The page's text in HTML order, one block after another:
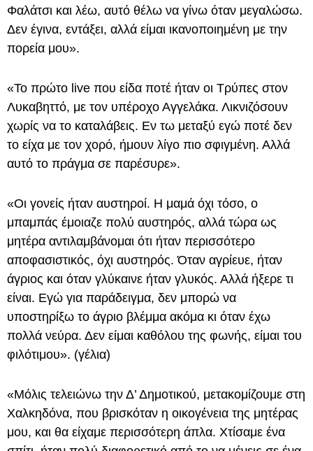
Φαλάτσι και λέω, αυτό θέλω να γίνω όταν μεγαλώσω.
Δεν έγινα, εντάξει, αλλά είμαι ικανοποιημένη με την
πορεία μου».
«Το πρώτο live που είδα ποτέ ήταν οι Τρύπες στον
Λυκαβηττό, με τον υπέροχο Αγγελάκα. Λικνιζόσουν
χωρίς να το καταλάβεις. Εν τω μεταξύ εγώ ποτέ δεν
το είχα με τον χορό, ήμουν λίγο πιο σφιγμένη. Αλλά
αυτό το πράγμα σε παρέσυρε».
«Οι γονείς ήταν αυστηροί. Η μαμά όχι τόσο, ο
μπαμπάς έμοιαζε πολύ αυστηρός, αλλά τώρα ως
μητέρα αντιλαμβάνομαι ότι ήταν περισσότερο
αποφασιστικός, όχι αυστηρός. Όταν αγρίευε, ήταν
άγριος και όταν γλύκαινε ήταν γλυκός. Αλλά ήξερε τι
είναι. Εγώ για παράδειγμα, δεν μπορώ να
υποστηρίξω το άγριο βλέμμα ακόμα κι όταν έχω
πολλά νεύρα. Δεν είμαι καθόλου της φωνής, είμαι του
φιλότιμου». (γέλια)
«Μόλις τελειώνω την Δ’ Δημοτικού, μετακομίζουμε στη
Χαλκηδόνα, που βρισκόταν η οικογένεια της μητέρας
μου, και θα είχαμε περισσότερη άπλα. Χτίσαμε ένα